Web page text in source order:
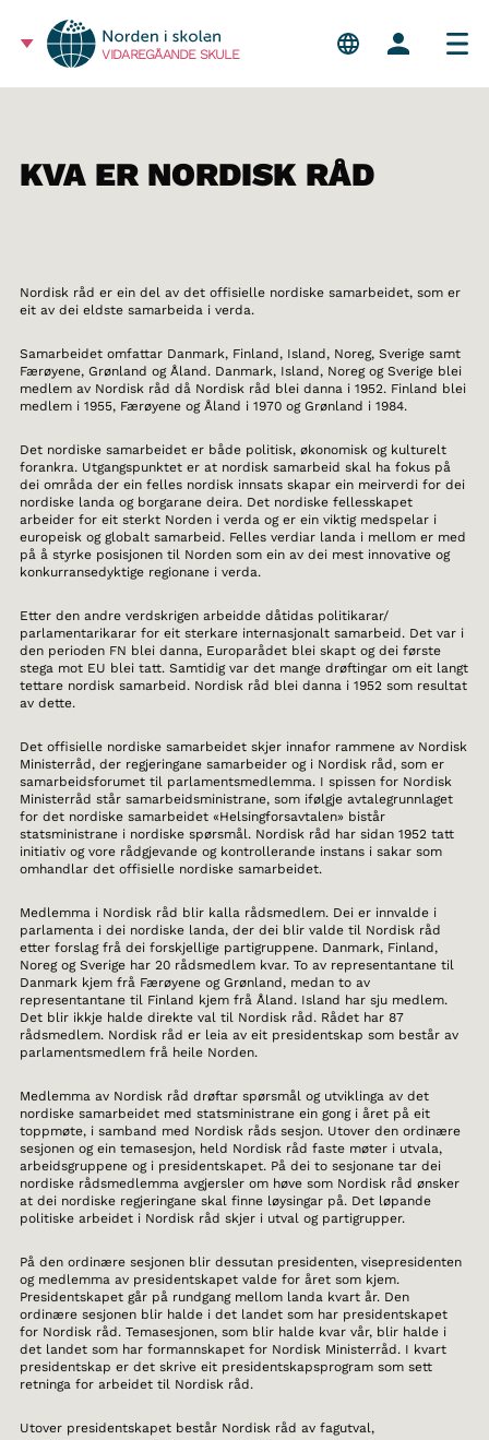
VIDAREGÅANDE SKULE
KVA ER NORDISK RÅD
Nordisk råd er ein del av det offisielle nordiske samarbeidet, som er
eit av dei eldste samarbeida i verda.
Samarbeidet omfattar Danmark, Finland, Island, Noreg, Sverige samt
Færøyene, Grønland og Åland. Danmark, Island, Noreg og Sverige blei
medlem av Nordisk råd då Nordisk råd blei danna i 1952. Finland blei
medlem i 1955, Færøyene og Åland i 1970 og Grønland i 1984.
Det nordiske samarbeidet er både politisk, økonomisk og kulturelt
forankra. Utgangspunktet er at nordisk samarbeid skal ha fokus på
dei områda der ein felles nordisk innsats skapar ein meirverdi for dei
nordiske landa og borgarane deira. Det nordiske fellesskapet
arbeider for eit sterkt Norden i verda og er ein viktig medspelar i
europeisk og globalt samarbeid. Felles verdiar landa i mellom er med
på å styrke posisjonen til Norden som ein av dei mest innovative og
konkurransedyktige regionane i verda.
Etter den andre verdskrigen arbeidde dåtidas politikarar/
parlamentarikarar for eit sterkare internasjonalt samarbeid. Det var i
den perioden FN blei danna, Europarådet blei skapt og dei første
stega mot EU blei tatt. Samtidig var det mange drøftingar om eit langt
tettare nordisk samarbeid. Nordisk råd blei danna i 1952 som resultat
av dette.
Det offisielle nordiske samarbeidet skjer innafor rammene av Nordisk
Ministerråd, der regjeringane samarbeider og i Nordisk råd, som er
samarbeidsforumet til parlamentsmedlemma. I spissen for Nordisk
Ministerråd står samarbeidsministrane, som ifølgje avtalegrunnlaget
for det nordiske samarbeidet «Helsingforsavtalen» bistår
statsministrane i nordiske spørsmål. Nordisk råd har sidan 1952 tatt
initiativ og vore rådgjevande og kontrollerande instans i sakar som
omhandlar det offisielle nordiske samarbeidet.
Medlemma i Nordisk råd blir kalla rådsmedlem. Dei er innvalde i
parlamenta i dei nordiske landa, der dei blir valde til Nordisk råd
etter forslag frå dei forskjellige partigruppene. Danmark, Finland,
Noreg og Sverige har 20 rådsmedlem kvar. To av representantane til
Danmark kjem frå Færøyene og Grønland, medan to av
representantane til Finland kjem frå Åland. Island har sju medlem.
Det blir ikkje halde direkte val til Nordisk råd. Rådet har 87
rådsmedlem. Nordisk råd er leia av eit presidentskap som består av
parlamentsmedlem frå heile Norden.
Medlemma av Nordisk råd drøftar spørsmål og utviklinga av det
nordiske samarbeidet med statsministrane ein gong i året på eit
toppmøte, i samband med Nordisk råds sesjon. Utover den ordinære
sesjonen og ein temasesjon, held Nordisk råd faste møter i utvala,
arbeidsgruppene og i presidentskapet. På dei to sesjonane tar dei
nordiske rådsmedlemma avgjersler om høve som Nordisk råd ønsker
at dei nordiske regjeringane skal finne løysingar på. Det løpande
politiske arbeidet i Nordisk råd skjer i utval og partigrupper.
På den ordinære sesjonen blir dessutan presidenten, visepresidenten
og medlemma av presidentskapet valde for året som kjem.
Presidentskapet går på rundgang mellom landa kvart år. Den
ordinære sesjonen blir halde i det landet som har presidentskapet
for Nordisk råd. Temasesjonen, som blir halde kvar vår, blir halde i
det landet som har formannskapet for Nordisk Ministerråd. I kvart
presidentskap er det skrive eit presidentskapsprogram som sett
retninga for arbeidet til Nordisk råd.
Utover presidentskapet består Nordisk råd av fagutval,